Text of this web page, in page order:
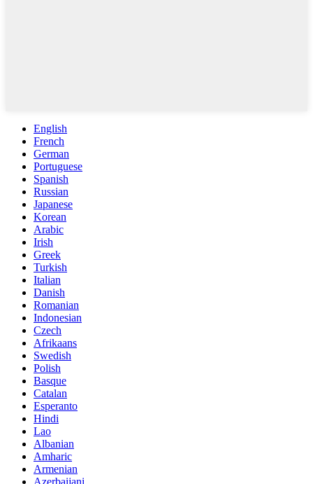
English
French
German
Portuguese
Spanish
Russian
Japanese
Korean
Arabic
Irish
Greek
Turkish
Italian
Danish
Romanian
Indonesian
Czech
Afrikaans
Swedish
Polish
Basque
Catalan
Esperanto
Hindi
Lao
Albanian
Amharic
Armenian